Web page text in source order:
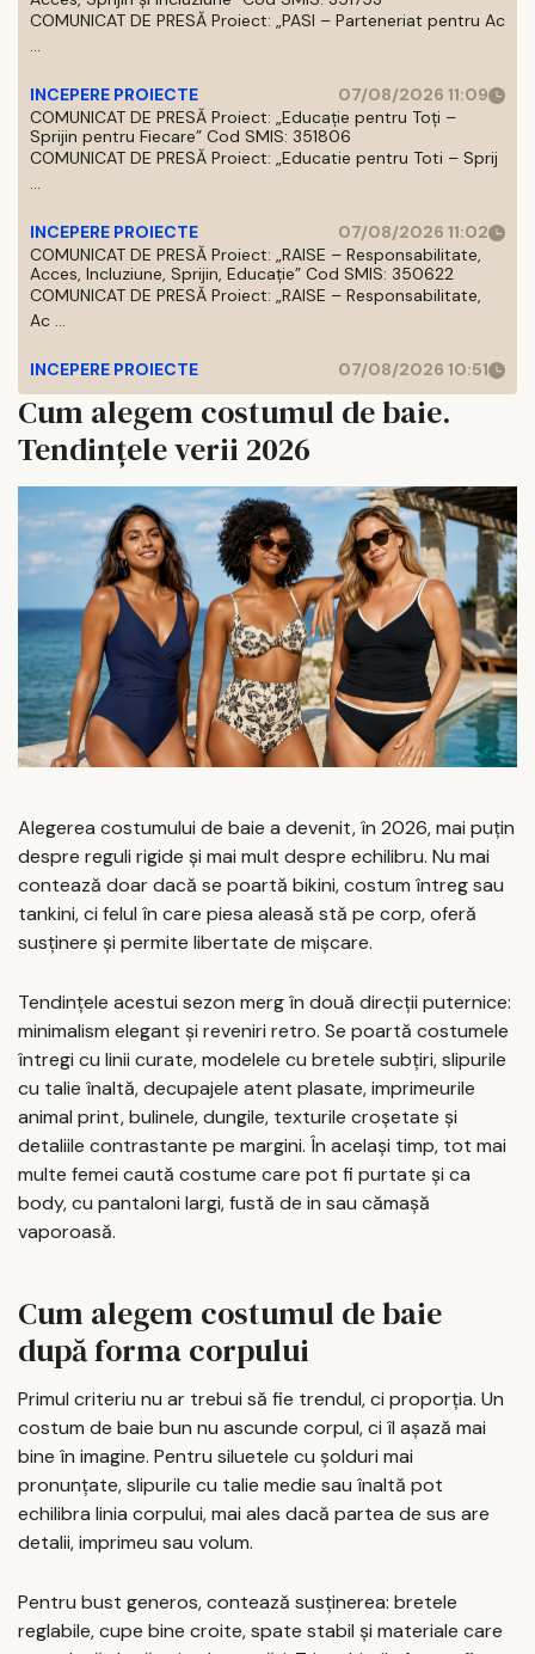
COMUNICAT DE PRESĂ Proiect: „PASI – Parteneriat pentru Ac
...
INCEPERE PROIECTE
07/08/2026 11:09
COMUNICAT DE PRESĂ Proiect: „Educație pentru Toți –
Sprijin pentru Fiecare” Cod SMIS: 351806
COMUNICAT DE PRESĂ Proiect: „Educatie pentru Toti – Sprij
...
INCEPERE PROIECTE
07/08/2026 11:02
COMUNICAT DE PRESĂ Proiect: „RAISE – Responsabilitate,
Acces, Incluziune, Sprijin, Educație” Cod SMIS: 350622
COMUNICAT DE PRESĂ Proiect: „RAISE – Responsabilitate,
Ac ...
INCEPERE PROIECTE 07/08/2026 10:51
Cum alegem costumul de baie.
Tendințele verii 2026
Alegerea costumului de baie a devenit, în 2026, mai puțin
despre reguli rigide și mai mult despre echilibru. Nu mai
contează doar dacă se poartă bikini, costum întreg sau
tankini, ci felul în care piesa aleasă stă pe corp, oferă
susținere și permite libertate de mișcare.
Tendințele acestui sezon merg în două direcții puternice:
minimalism elegant și reveniri retro. Se poartă costumele
întregi cu linii curate, modelele cu bretele subțiri, slipurile
cu talie înaltă, decupajele atent plasate, imprimeurile
animal print, bulinele, dungile, texturile croșetate și
detaliile contrastante pe margini. În același timp, tot mai
multe femei caută costume care pot fi purtate și ca
body, cu pantaloni largi, fustă de in sau cămașă
vaporoasă.
Cum alegem costumul de baie
după forma corpului
Primul criteriu nu ar trebui să fie trendul, ci proporția. Un
costum de baie bun nu ascunde corpul, ci îl așază mai
bine în imagine. Pentru siluetele cu șolduri mai
pronunțate, slipurile cu talie medie sau înaltă pot
echilibra linia corpului, mai ales dacă partea de sus are
detalii, imprimeu sau volum.
Pentru bust generos, contează susținerea: bretele
reglabile, cupe bine croite, spate stabil și materiale care